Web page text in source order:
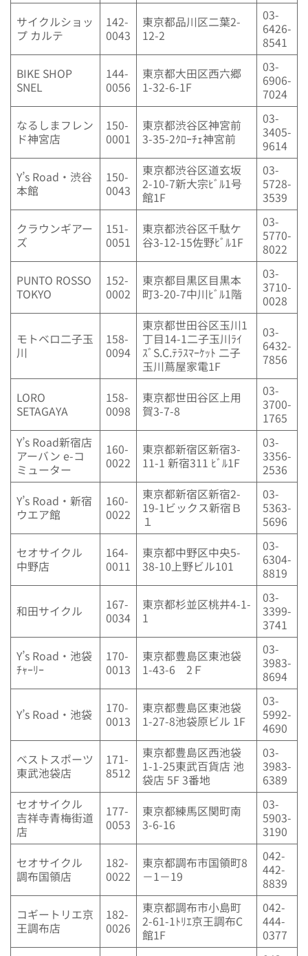
サイクルショッ
プ カルテ
142-
0043
東京都品川区二葉2-
12-2
03-
6426-
8541
BIKE SHOP
SNEL
144-
0056
東京都大田区西六郷
1-32-6-1F
03-
6906-
7024
なるしまフレン
ド神宮店
150-
0001
東京都渋谷区神宮前
3-35-2ｸﾛｰﾁｪ神宮前
03-
3405-
9614
Y’s Road・渋谷
本館
150-
0043
東京都渋谷区道玄坂
2-10-7新大宗ﾋﾞﾙ1号
館1F
03-
5728-
3539
クラウンギアー
ズ
151-
0051
東京都渋谷区千駄ケ
谷3-12-15佐野ﾋﾞﾙ1F
03-
5770-
8022
PUNTO ROSSO
TOKYO
152-
0002
東京都目黒区目黒本
町3-20-7中川ﾋﾞﾙ1階
03-
3710-
0028
モトベロ二子玉
川
158-
0094
東京都世田谷区玉川1
丁目14-1二子玉川ﾗｲ
ｽﾞS.C.ﾃﾗｽﾏｰｹｯﾄ 二子
玉川蔦屋家電1F
03-
6432-
7856
LORO
SETAGAYA
158-
0098
東京都世田谷区上用
賀3-7-8
03-
3700-
1765
Y’s Road新宿店
アーバン e-コ
ミューター
160-
0022
東京都新宿区新宿3-
11-1 新宿311 ﾋﾞﾙ1F
03-
3356-
2536
Y’s Road・新宿
ウエア館
160-
0022
東京都新宿区新宿2-
19-1ビックス新宿Ｂ
１
03-
5363-
5696
セオサイクル
中野店
164-
0011
東京都中野区中央5-
38-10上野ビル101
03-
6304-
8819
和田サイクル
167-
0034
東京都杉並区桃井4-1-
1
03-
3399-
3741
Y’s Road・池袋
ﾁｬｰﾘｰ
170-
0013
東京都豊島区東池袋
1-43-6 2Ｆ
03-
3983-
8694
Y’s Road・池袋
170-
0013
東京都豊島区東池袋
1-27-8池袋原ビル 1F
03-
5992-
4690
ベストスポーツ
東武池袋店
171-
8512
東京都豊島区西池袋
1-1-25東武百貨店 池
袋店 5F 3番地
03-
3983-
6389
セオサイクル
吉祥寺青梅街道
店
177-
0053
東京都練馬区関町南
3-6-16
03-
5903-
3190
セオサイクル
調布国領店
182-
0022
東京都調布市国領町8
－1－19
042-
442-
8839
コギートリエ京
王調布店
182-
0026
東京都調布市小島町
2-61-1ﾄﾘｴ京王調布C
館1F
042-
444-
0377